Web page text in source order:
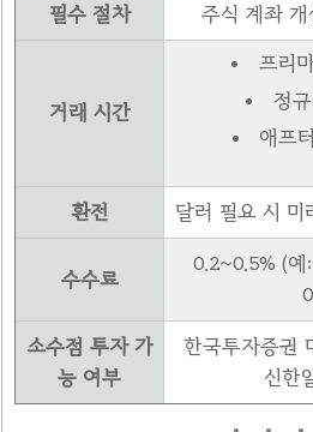
필수 절차 주식 계좌
거래 시간
프리
정
애프
환전 달러 필요 시 미
수수료
0.2~0.5% (
소수점 투자 가
능 여부
한국투자증권
신한